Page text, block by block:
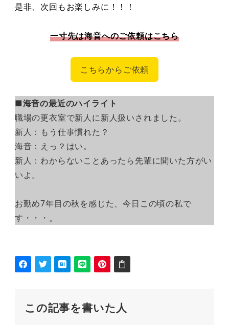
是非、次回もお楽しみに！！！
一寸先は海音へのご依頼はこちら
こちらからご依頼
■海音の最近のハイライト
職場の更衣室で新人に新人扱いされました。
新人：もう仕事慣れた？
海音：えっ？はい。
新人：わからないことあったら先輩に聞いた方がい
いよ。
お勤め7年目の秋を感じた、今日この頃の私で
す・・・。
この記事を書いた人